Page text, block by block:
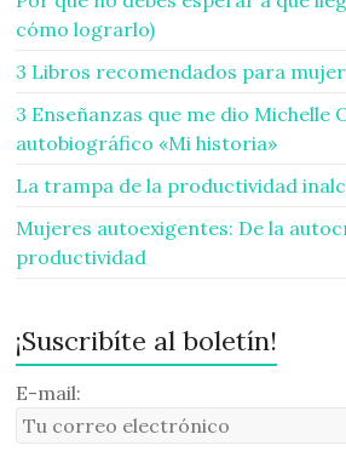
cómo lograrlo)
3 Libros recomendados para
3 Enseñanzas que me dio Michelle
autobiográfico «Mi historia»
La trampa de la productividad
Mujeres autoexigentes: De la
productividad
¡Suscribíte al boletín!
E-mail: